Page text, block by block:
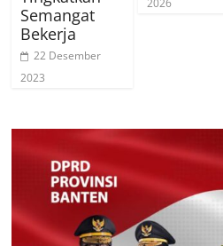
Semangat
Bekerja
22 Desember
2023